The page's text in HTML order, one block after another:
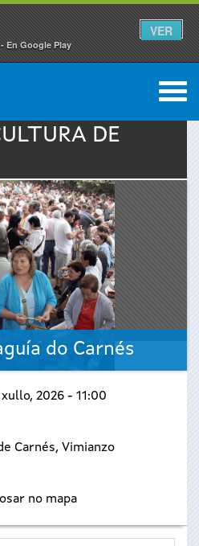
En Google Play
VER
0
DE
do Carnés
2026 - 11:00
Carnés, Vimianzo
no mapa